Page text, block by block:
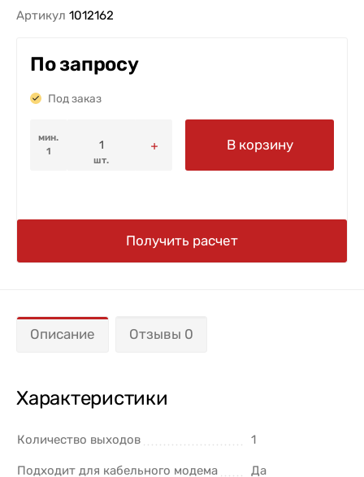
Артикул 1012162
По запросу
Под заказ
мин.
1
шт.
В корзину
Получить расчет
Описание Отзывы 0
Характеристики
Количество выходов 1
Подходит для кабельного модема Да